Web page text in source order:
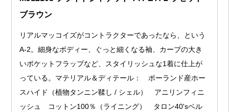
ブラウン
リアルマッコイズがコントラクターであったなら、という
A-2。細身なボディー、ぐっと細くなる袖、カーブの大き
いポケットフラップなど、スタイリッシュな1着に仕上が
っている。マテリアル＆ディテール： ポーランド産ホー
スハイド（植物タンニン鞣し / シェル） アニリンフィニ
ッシュ コットン100％（ライニング） タロン40'sベル